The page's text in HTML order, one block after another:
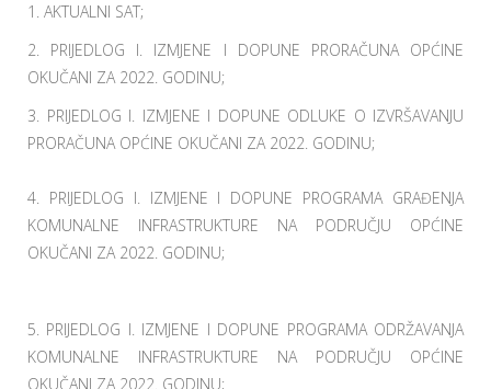
1. AKTUALNI SAT;
2. PRIJEDLOG I. IZMJENE I DOPUNE PRORAČUNA OPĆINE
OKUČANI ZA 2022. GODINU;
3. PRIJEDLOG I. IZMJENE I DOPUNE ODLUKE O IZVRŠAVANJU
PRORAČUNA OPĆINE OKUČANI ZA 2022. GODINU;
4. PRIJEDLOG I. IZMJENE I DOPUNE PROGRAMA GRAĐENJA
KOMUNALNE INFRASTRUKTURE NA PODRUČJU OPĆINE
OKUČANI ZA 2022. GODINU;
5. PRIJEDLOG I. IZMJENE I DOPUNE PROGRAMA ODRŽAVANJA
KOMUNALNE INFRASTRUKTURE NA PODRUČJU OPĆINE
OKUČANI ZA 2022. GODINU;